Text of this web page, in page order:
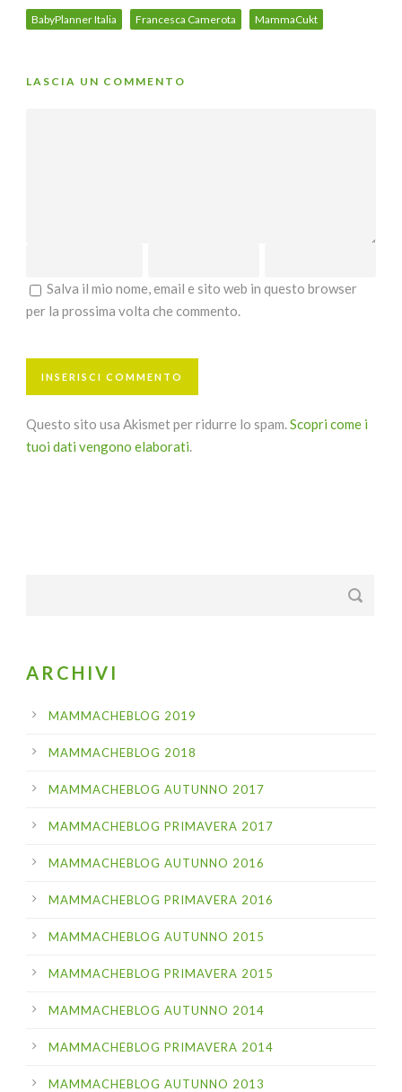
BabyPlanner Italia Francesca Camerota MammaCukt
LASCIA UN COMMENTO
Salva il mio nome, email e sito web in questo browser
per la prossima volta che commento.
Questo sito usa Akismet per ridurre lo spam.Scopri come i
tuoi dati vengono elaborati.
ARCHIVI
MAMMACHEBLOG 2019
MAMMACHEBLOG 2018
MAMMACHEBLOG AUTUNNO 2017
MAMMACHEBLOG PRIMAVERA 2017
MAMMACHEBLOG AUTUNNO 2016
MAMMACHEBLOG PRIMAVERA 2016
MAMMACHEBLOG AUTUNNO 2015
MAMMACHEBLOG PRIMAVERA 2015
MAMMACHEBLOG AUTUNNO 2014
MAMMACHEBLOG PRIMAVERA 2014
MAMMACHEBLOG AUTUNNO 2013